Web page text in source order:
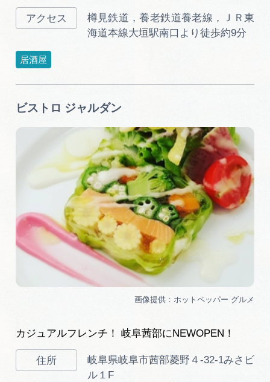
樽見鉄道，養老鉄道養老線，ＪＲ東
海道本線大垣駅南口より徒歩約9分
居酒屋
ビストロ ジャルダン
カジュアルフレンチ！ 岐阜茜部にNEWOPEN！
岐阜県岐阜市茜部菱野４-32-1みさビ
ル１F